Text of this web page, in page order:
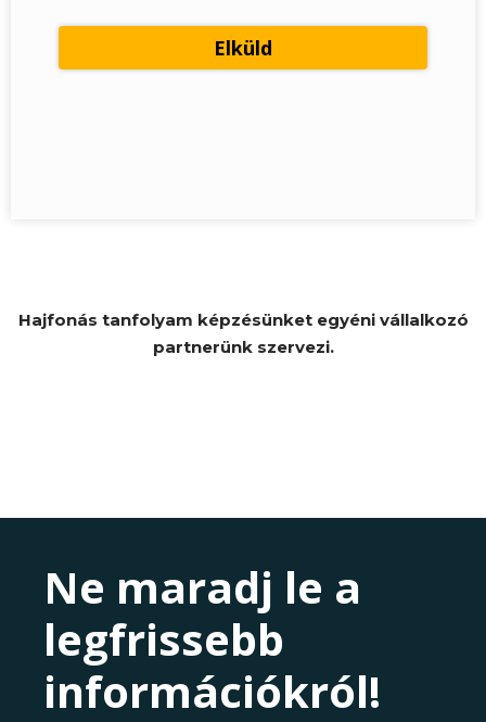
Hajfonás tanfolyam képzésünket egyéni vállalkozó
partnerünk szervezi.
Ne maradj le a
legfrissebb
információkról!